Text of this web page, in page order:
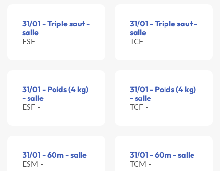
31/01 - Triple saut -
salle
ESF -
31/01 - Triple saut -
salle
TCF -
31/01 - Poids (4 kg)
- salle
ESF -
31/01 - Poids (4 kg)
- salle
TCF -
31/01 - 60m - salle
ESM -
31/01 - 60m - salle
TCM -